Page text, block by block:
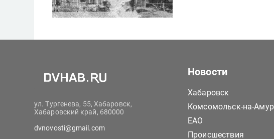
ул. Тургенева, 55, Хабаровск,
Хабаровский край, 680000
dvnovosti@gmail.com
Новости
Хабаровск
Комсомольск-на-
ЕАО
Происшествия